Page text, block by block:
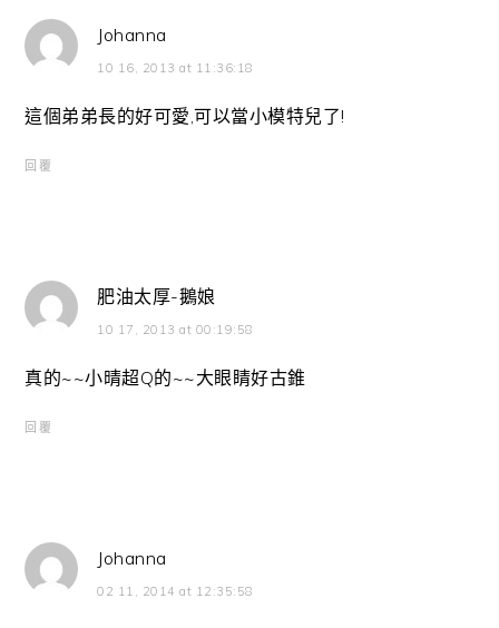
Johanna
10 16, 2013 at 11:36:18
這個弟弟長的好可愛,可以當小模特兒了!
回覆
肥油太厚-鵝娘
10 17, 2013 at 00:19:58
真的~~小晴超Q的~~大眼睛好古錐
回覆
Johanna
02 11, 2014 at 12:35:58